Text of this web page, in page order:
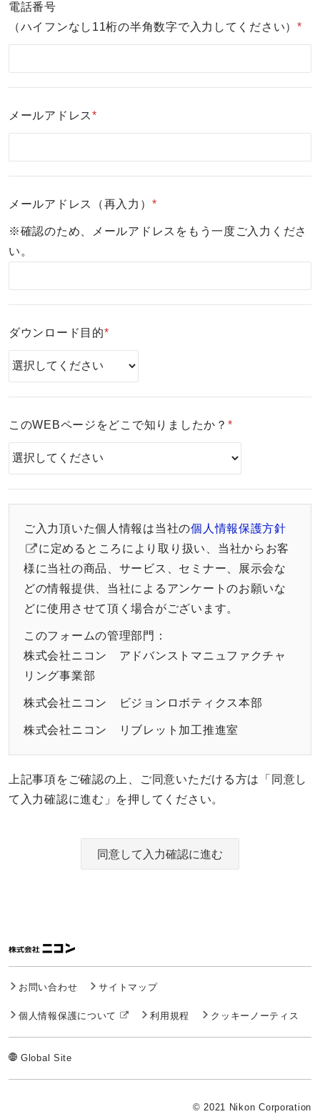
電話番号
（ハイフンなし11桁の半角数字で入力してください） *
メールアドレス*
メールアドレス（再入力） *
※確認のため、メールアドレスをもう一度ご入力くださ
い。
ダウンロード目的*
このWEBページをどこで知りましたか？ *
ご入力頂いた個人情報は当社の個人情報保護方針
に定めるところにより取り扱い、当社からお客
様に当社の商品、サービス、セミナー、展示会な
どの情報提供、当社によるアンケートのお願いな
どに使用させて頂く場合がございます。
このフォームの管理部門：
株式会社ニコン アドバンストマニュファクチャ
リング事業部
株式会社ニコン ビジョンロボティクス本部
株式会社ニコン リブレット加工推進室
上記事項をご確認の上、ご同意いただける方は「同意し
て入力確認に進む」を押してください。
同意して入力確認に進む
お問い合わせ サイトマップ
個人情報保護について 利用規程 クッキーノーティス
Global Site
© 2021 Nikon Corporation